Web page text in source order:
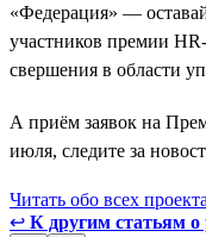
«Федерация» —
участников премии
свершения в области
А приём заявок на
июля, следите за
Читать обо всех
↩ К другим статьям о